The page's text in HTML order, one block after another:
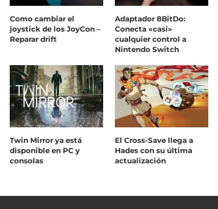
Como cambiar el
joystick de los JoyCon –
Reparar drift
Adaptador 8BitDo:
Conecta «casi»
cualquier control a
Nintendo Switch
Twin Mirror ya está
disponible en PC y
consolas
El Cross-Save llega a
Hades con su última
actualización